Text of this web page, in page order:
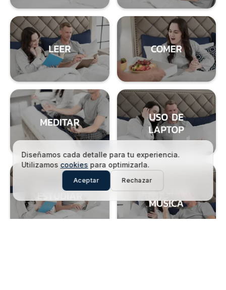
Diseñamos cada detalle para tu experiencia.
Utilizamos cookies para optimizarla.
Aceptar Rechazar